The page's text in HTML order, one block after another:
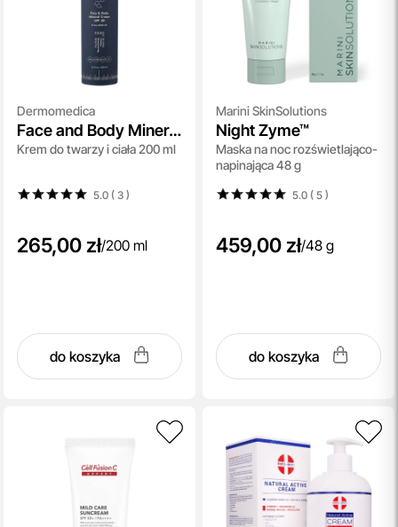
Dermomedica
Face and Body Mineral
Cream SPF 30
Krem do twarzy i ciała 200 ml
5.0 ( 3)
265,00 zł/200 ml
do koszyka
Marini SkinSolutions
Night Zyme™
Maska na noc rozświetlająco-
napinająca 48 g
5.0 ( 5)
459,00 zł/48 g
do koszyka